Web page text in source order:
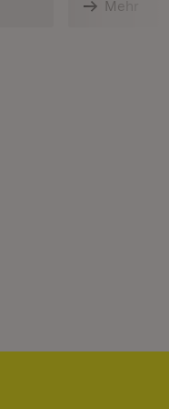
Mehr